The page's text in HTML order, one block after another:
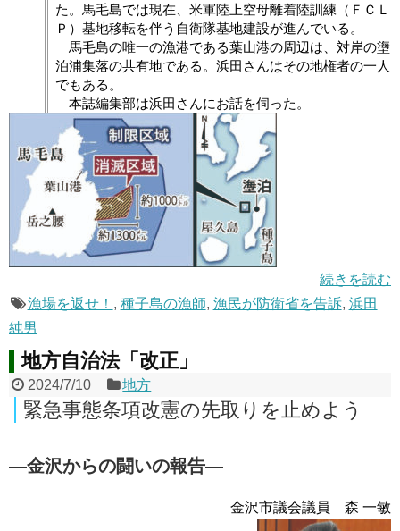
た。馬毛島では現在、米軍陸上空母離着陸訓練（ＦＣＬ
Ｐ）基地移転を伴う自衛隊基地建設が進んでいる。
馬毛島の唯一の漁港である葉山港の周辺は、対岸の塰
泊浦集落の共有地である。浜田さんはその地権者の一人
でもある。
本誌編集部は浜田さんにお話を伺った。
続きを読む
漁場を返せ！ , 種子島の漁師, 漁民が防衛省を告訴, 浜田
純男
地方自治法「改正」
2024/7/10 地方
緊急事態条項改憲の先取りを止めよう
―金沢からの闘いの報告―
金沢市議会議員 森 一敏